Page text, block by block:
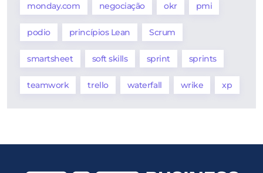
monday.com negociação okr pmi
podio princípios Lean Scrum
smartsheet soft skills sprint sprints
teamwork trello waterfall wrike xp